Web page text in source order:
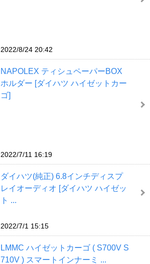
2022/8/24 20:42
NAPOLEX ティシュペーパーBOX
ホルダー [ダイハツ ハイゼットカー
ゴ]
2022/7/11 16:19
ダイハツ(純正) 6.8インチディスプ
レイオーディオ [ダイハツ ハイゼッ
ト ...
2022/7/1 15:15
LMMC ハイゼットカーゴ ( S700V S
710V ) スマートインナーミ ...